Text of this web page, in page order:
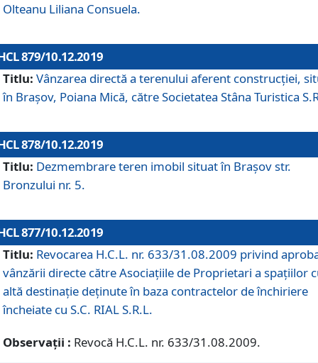
Olteanu Liliana Consuela.
879/10.12.2019
Titlu: Vânzarea directă a terenului aferent construcției,
în Brașov, Poiana Mică, către Societatea Stâna Turistica
878/10.12.2019
Titlu: Dezmembrare teren imobil situat în Brașov str.
Bronzului nr. 5.
877/10.12.2019
Titlu: Revocarea H.C.L. nr. 633/31.08.2009 privind
vânzării directe către Asociațiile de Proprietari a spațiilor
altă destinație deținute în baza contractelor de închiriere
încheiate cu S.C. RIAL S.R.L.
Observații : Revocă H.C.L. nr. 633/31.08.2009.